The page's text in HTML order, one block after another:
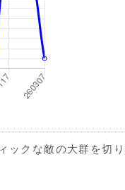
クな敵の大群を切